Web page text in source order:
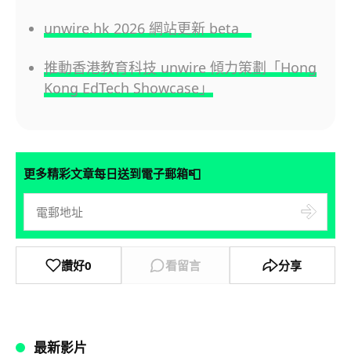
unwire.hk 2026 網站更新 beta
推動香港教育科技 unwire 傾力策劃「Hong
Kong EdTech Showcase」
更多精彩文章每日送到電子郵箱📮
讚好0 看留言 分享
最新影片